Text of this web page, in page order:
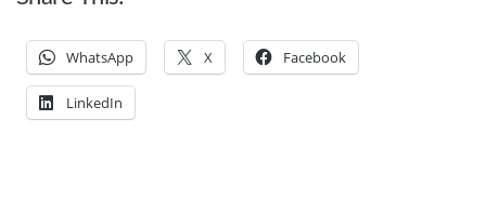
WhatsApp X Facebook
LinkedIn